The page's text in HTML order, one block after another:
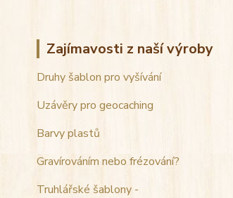
Zajímavosti z naší výroby
Druhy šablon pro vyšívání
Uzávěry pro geocaching
Barvy plastů
Gravírováním nebo frézování?
Truhlářské šablony -